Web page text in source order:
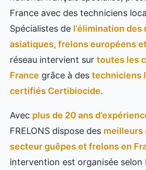
France avec des techniciens
Spécialistes de l’élimination
asiatiques, frelons européens
réseau intervient sur toutes les
France grâce à des techniciens
certifiés Certibiocide.
Avec plus de 20 ans
FRELONS dispose des meilleurs
secteur guêpes et frelons en
intervention est organisée selon